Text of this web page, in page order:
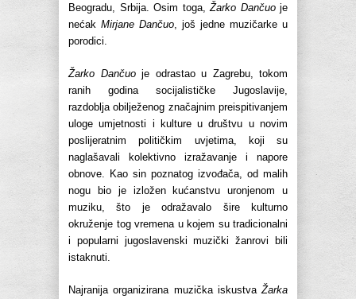
Beogradu, Srbija. Osim toga, Žarko Dančuoje
nećak Mirjane Dančuo , još jedne muzičarke u
porodici.
Žarko Dančuoje odrastao u Zagrebu, tokom
ranih godina socijalističke Jugoslavije,
razdoblja obilježenog značajnim preispitivanjem
uloge umjetnosti i kulture u društvu u novim
poslijeratnim političkim uvjetima, koji su
naglašavali kolektivno izražavanje i napore
obnove. Kao sin poznatog izvođača, od malih
nogu bio je izložen kućanstvu uronjenom u
muziku, što je odražavalo šire kulturno
okruženje tog vremena u kojem su tradicionalni
i popularni jugoslavenski muzički žanrovi bili
istaknuti.
Najranija organizirana muzička iskustva Žarka